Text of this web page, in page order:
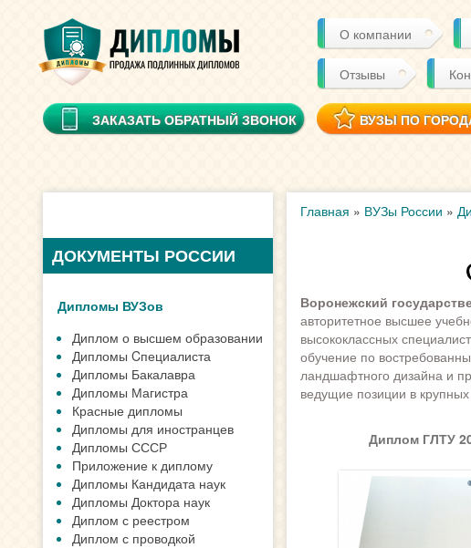
О компании
Отзывы
ЗАКАЗАТЬ ОБРАТНЫЙ ЗВОНОК ВУЗЫ ПО
ДОКУМЕНТЫ РОССИИ
Дипломы ВУЗов
Диплом о высшем образовании
Дипломы Cпециалиста
Дипломы Бакалавра
Дипломы Магистра
Красные дипломы
Дипломы для иностранцев
Дипломы СССР
Приложение к диплому
Дипломы Кандидата наук
Дипломы Доктора наук
Диплом с реестром
Диплом с проводкой
Главная » ВУЗы России »
Воронежский
авторитетное высшее
высококлассных
обучение по
ландшафтного дизайна и
ведущие позиции в
Диплом ГЛТУ